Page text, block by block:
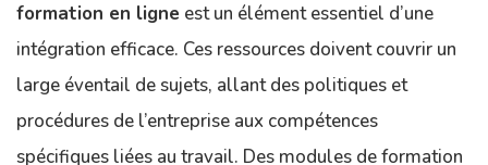
formation en ligne est un élément essentiel d’une
intégration efficace. Ces ressources doivent couvrir un
large éventail de sujets, allant des politiques et
procédures de l’entreprise aux compétences
spécifiques liées au travail. Des modules de formation